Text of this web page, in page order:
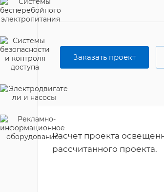
Заказать проект
Расчет проекта
рассчитанного проекта.